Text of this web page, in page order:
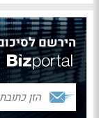
הירשם